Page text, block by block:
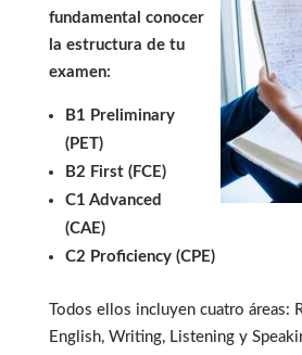
fundamental conocer
la estructura de tu
examen:
B1 Preliminary
(PET)
B2 First (FCE)
C1 Advanced
(CAE)
C2 Proficiency (CPE)
Todos ellos incluyen cuatro áreas:
English, Writing, Listening y